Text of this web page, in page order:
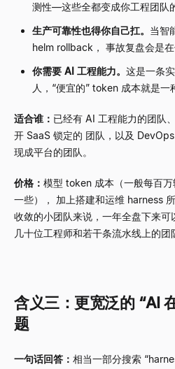
测性—这些全都变成你工程团队
生产可靠性也得你自己扛。 当智
helm rollback， 事故复盘会是在
你需要 AI 工程能力。 这是一条
人， “便宜的” token 成本就是一
适合谁： 已经有 AI 工程能力的团队
开 SaaS 锁定的 团队，以及
现成平台的团队。
价格： 模型 token 成本（一般每百
一些）， 加上搭建和运维 harness
收敛的小团队来说，一年全盘下来
几十位工程师和若干条流水线上的团
含义三：更宽泛的 “AI
题
一句话回答： 相当一部分搜索 “